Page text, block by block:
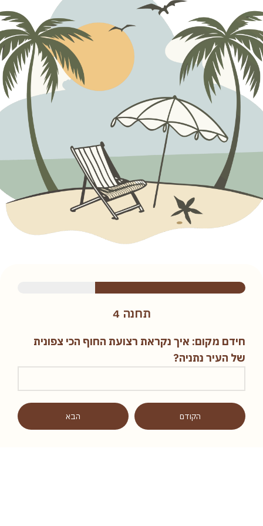
תחנה 4
חידם מקום: איך נקראת רצועת החוף הכי צפונית
של העיר נתניה?
הקודם